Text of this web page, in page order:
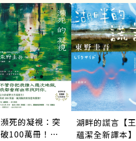
瀕死的凝視：突
破100萬冊！這
湖畔的謊言【王
蘊潔全新譯本】